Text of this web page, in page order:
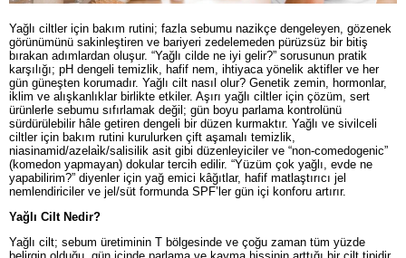
Yağlı ciltler için bakım rutini; fazla sebumu nazikçe dengeleyen, gözenek
görünümünü sakinleştiren ve bariyeri zedelemeden pürüzsüz bir bitiş
bırakan adımlardan oluşur. “Yağlı cilde ne iyi gelir?” sorusunun pratik
karşılığı; pH dengeli temizlik, hafif nem, ihtiyaca yönelik aktifler ve her
gün güneşten korumadır. Yağlı cilt nasıl olur? Genetik zemin, hormonlar,
iklim ve alışkanlıklar birlikte etkiler. Aşırı yağlı ciltler için çözüm, sert
ürünlerle sebumu sıfırlamak değil; gün boyu parlama kontrolünü
sürdürülebilir hâle getiren dengeli bir düzen kurmaktır. Yağlı ve sivilceli
ciltler için bakım rutini kurulurken çift aşamalı temizlik,
niasinamid/azelai̇k/salisilik asit gibi düzenleyiciler ve “non-comedogenic”
(komedon yapmayan) dokular tercih edilir. “Yüzüm çok yağlı, evde ne
yapabilirim?” diyenler için yağ emici kâğıtlar, hafif matlaştırıcı jel
nemlendiriciler ve jel/süt formunda SPF’ler gün içi konforu artırır.
Yağlı Cilt Nedir?
Yağlı cilt; sebum üretiminin T bölgesinde ve çoğu zaman tüm yüzde